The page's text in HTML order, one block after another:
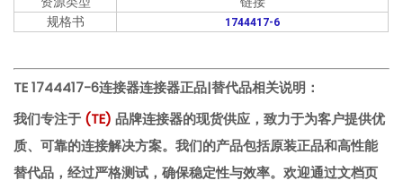
规格书
1744417-6
TE 1744417-6连接器连接器正品|替代品相关说明：
我们专注于 (TE)品牌连接器的现货供应，致力于为客户提供优
质、可靠的连接解决方案。我们的产品包括原装正品和高性能
替代品，经过严格测试，确保稳定性与效率。欢迎通过文档页